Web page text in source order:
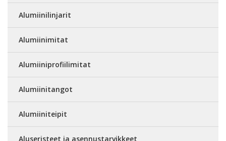
Alumiinilinjarit
Alumiinimitat
Alumiiniprofiilimitat
Alumiinitangot
Alumiiniteipit
Aluseristeet ja asennustarvikkeet